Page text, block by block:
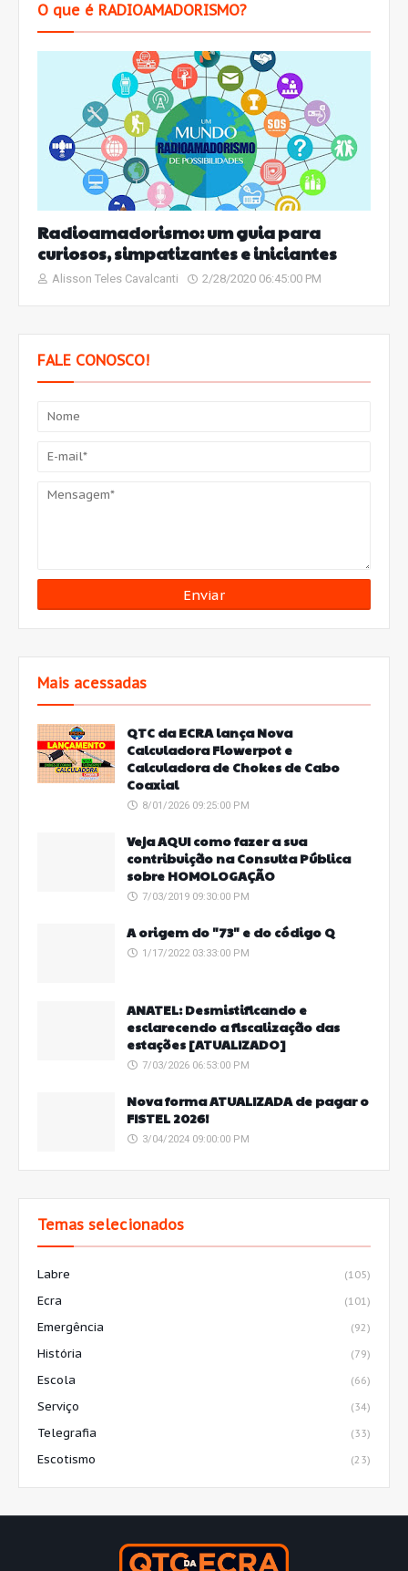
O que é RADIOAMADORISMO?
Radioamadorismo: um guia para
curiosos, simpatizantes e iniciantes
Alisson Teles Cavalcanti 2/28/2020 06:45:00 PM
FALE CONOSCO!
Mais acessadas
QTC da ECRA lança Nova
Calculadora Flowerpot e
Calculadora de Chokes de Cabo
Coaxial
8/01/2026 09:25:00 PM
Veja AQUI como fazer a sua
contribuição na Consulta Pública
sobre HOMOLOGAÇÃO
7/03/2019 09:30:00 PM
A origem do "73" e do código Q
1/17/2022 03:33:00 PM
ANATEL: Desmistificando e
esclarecendo a fiscalização das
estações [ATUALIZADO]
7/03/2026 06:53:00 PM
Nova forma ATUALIZADA de pagar o
FISTEL 2026!
3/04/2024 09:00:00 PM
Temas selecionados
Labre (105)
Ecra (101)
Emergência (92)
História (79)
Escola (66)
Serviço (34)
Telegrafia (33)
Escotismo (23)